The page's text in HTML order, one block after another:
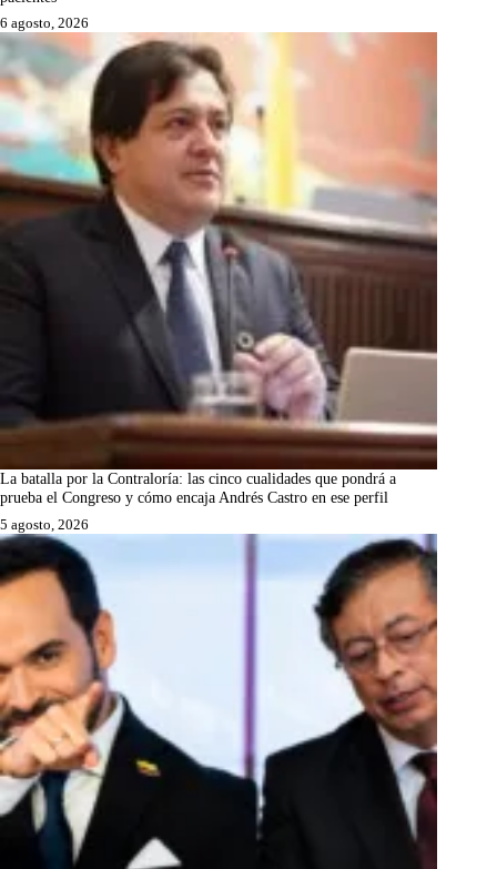
6 agosto, 2026
La batalla por la Contraloría: las cinco cualidades que pondrá a
prueba el Congreso y cómo encaja Andrés Castro en ese perfil
5 agosto, 2026